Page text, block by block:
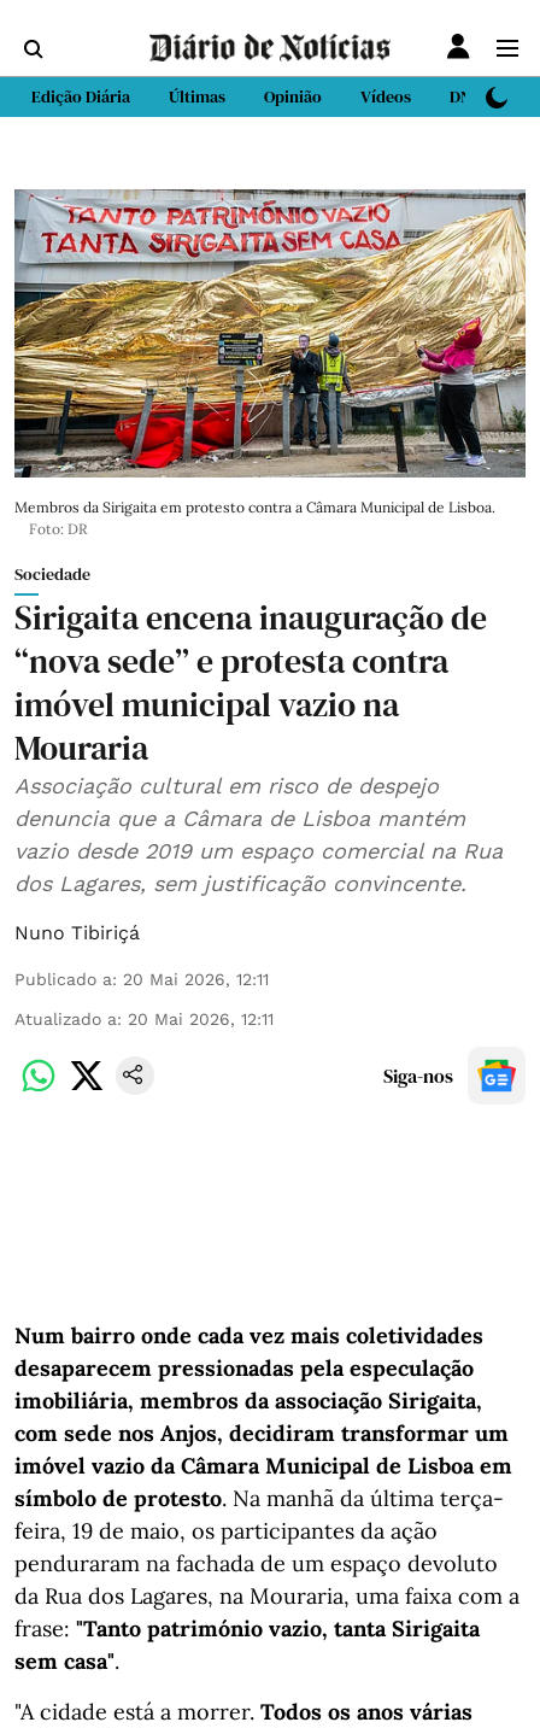
Edição Diária Últimas Opinião Vídeos DN Sport
Membros da Sirigaita em protesto contra a Câmara Municipal de Lisboa.
Foto: DR
Sociedade
Sirigaita encena inauguração de
“nova sede” e protesta contra
imóvel municipal vazio na
Mouraria
Associação cultural em risco de despejo
denuncia que a Câmara de Lisboa mantém
vazio desde 2019 um espaço comercial na Rua
dos Lagares, sem justificação convincente.
Nuno Tibiriçá
Publicado a: 20 Mai 2026, 12:11
Atualizado a: 20 Mai 2026, 12:11
Siga-nos
Num bairro onde cada vez mais coletividades
desaparecem pressionadas pela especulação
imobiliária, membros da associação Sirigaita,
com sede nos Anjos, decidiram transformar um
imóvel vazio da Câmara Municipal de Lisboa em
símbolo de protesto. Na manhã da última terça-
feira, 19 de maio, os participantes da ação
penduraram na fachada de um espaço devoluto
da Rua dos Lagares, na Mouraria, uma faixa com a
frase: "Tanto património vazio, tanta Sirigaita
sem casa".
"A cidade está a morrer. Todos os anos várias